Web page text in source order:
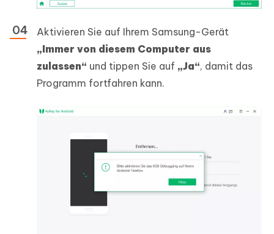
Aktivieren Sie auf Ihrem Samsung-Gerät
„Immer von diesem Computer aus
zulassen“ und tippen Sie auf „Ja“, damit das
Programm fortfahren kann.